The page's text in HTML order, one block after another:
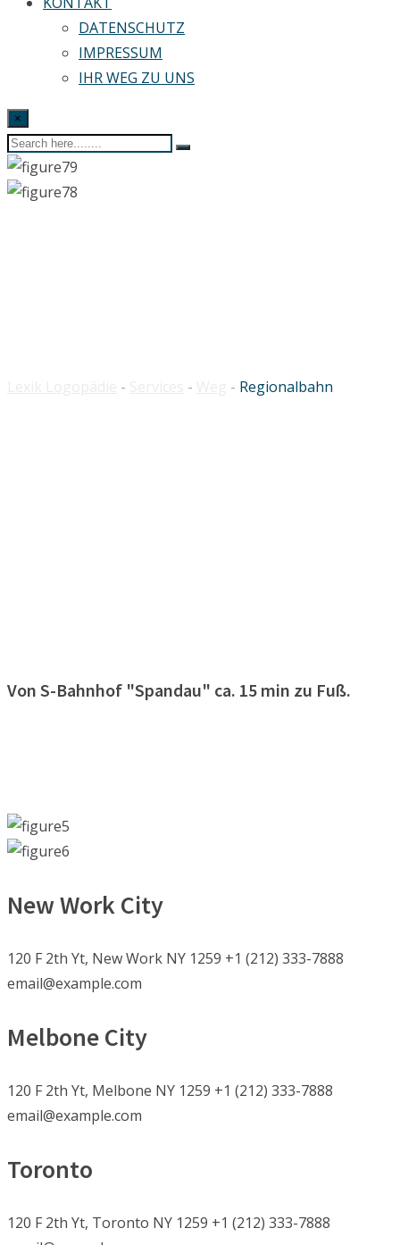
DATENSCHUTZ
IMPRESSUM
IHR WEG ZU UNS
×
- - - Regionalbahn
Von S-Bahnhof "Spandau" ca. 15 min zu Fuß.
New Work City
120 F 2th Yt, New Work NY 1259 +1 (212) 333-7888
email@example.com
Melbone City
120 F 2th Yt, Melbone NY 1259 +1 (212) 333-7888
email@example.com
Toronto
120 F 2th Yt, Toronto NY 1259 +1 (212) 333-7888